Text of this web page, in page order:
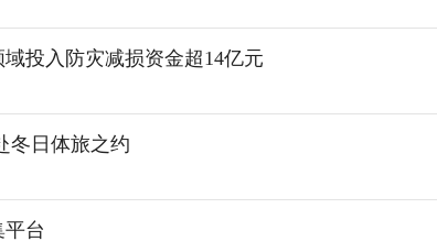
投入防灾减损资金超14亿元
冬日体旅之约
台